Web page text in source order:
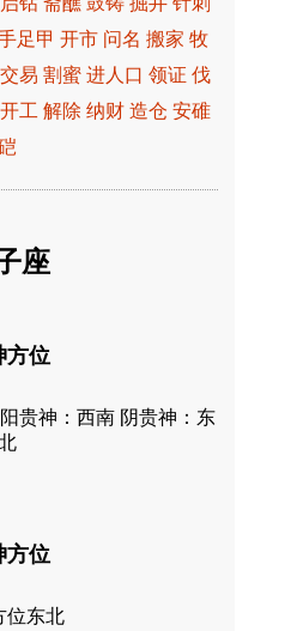
足甲 开市 问名 搬家 牧
易 割蜜 进人口 领证 伐
工 解除 纳财 造仓 安碓
座
方位
贵神：西南 阴贵神：东
方位
位东北